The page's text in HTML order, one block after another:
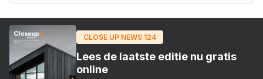
CLOSE UP NEWS 124
Lees de laatste editie nu gratis
online